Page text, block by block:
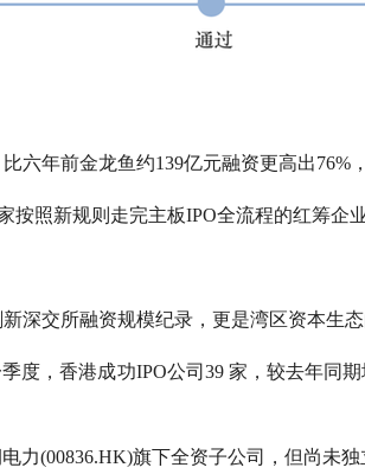
六年前金龙鱼约139亿元融资更高出76%
照新规则走完主板IPO全流程的红筹企业
深交所融资规模纪录，更是湾区资本生态
度，香港成功IPO公司39 家，较去年同
力(00836.HK)旗下全资子公司，但尚未